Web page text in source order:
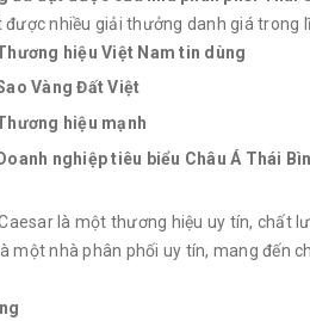
được nhiều giải thưởng danh giá trong
hiệu Việt Nam tin dùng
Vàng Đất Việt
hiệu mạnh
nghiệp tiêu biểu Châu Á Thái
là một thương hiệu uy tín, chất
một nhà phân phối uy tín, mang đến